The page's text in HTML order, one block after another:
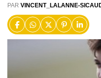
PAR VINCENT_LALANNE-